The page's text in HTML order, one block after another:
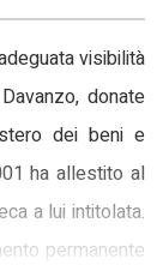
visibilità
donate
dei beni e
ha allestito al
a lui intitolata.
permanente